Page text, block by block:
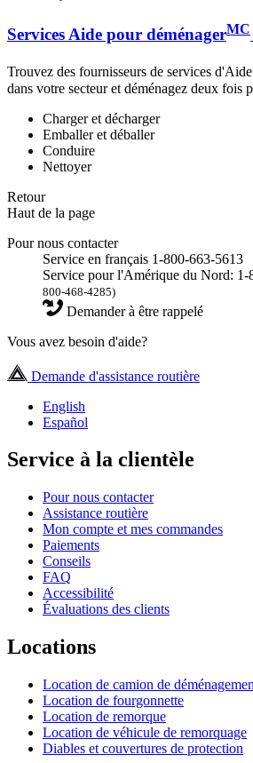
Services Aide pour déménagerMC
Trouvez des fournisseurs de services
dans votre secteur et déménagez deux fois
Charger et décharger
Emballer et déballer
Conduire
Nettoyer
Retour
Haut de la page
Pour nous contacter
Service en français 1-800-663-5613
Service pour l'Amérique du Nord:
800-468-4285)
Demander à être rappelé
Vous avez besoin d'aide?
Demande d'assistance routière
English
Español
Service à la clientèle
Pour nous contacter
Assistance routière
Mon compte et mes commandes
Paiements
Conseils
FAQ
Accessibilité
Évaluations des clients
Locations
Location de camion de
Location de fourgonnette
Location de remorque
Location de véhicule de remorquage
Diables et couvertures de protection